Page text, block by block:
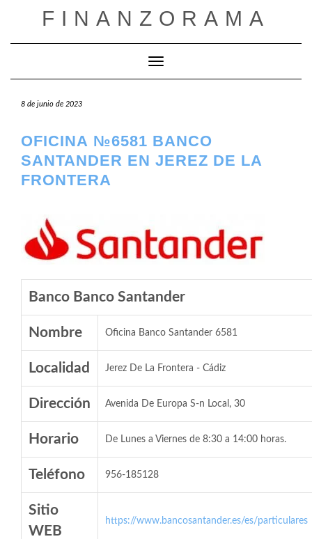
FINANZORAMA
Cambiar modo de navegación
8 de junio de 2023
OFICINA №6581 BANCO
SANTANDER EN JEREZ DE LA
FRONTERA
Banco Banco Santander
Nombre Oficina Banco Santander 6581
Localidad Jerez De La Frontera - Cádiz
Dirección Avenida De Europa S-n Local, 30
Horario De Lunes a Viernes de 8:30 a 14:00 horas.
Teléfono 956-185128
Sitio
WEB
https://www.bancosantander.es/es/particulares